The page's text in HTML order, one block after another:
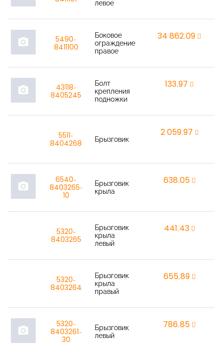
левое
photo_camera
5490-
8411100
Боковое
ограждение
правое
34 862,09
photo_camera
43118-
8405245
Болт
крепления
подножки
133,97
5511-
8404268
Брызговик
2 059,97
photo_camera
6540-
8403265-
10
Брызговик
крыла
638,05
5320-
8403265
Брызговик
крыла
левый
441,43
5320-
8403264
Брызговик
крыла
правый
655,89
photo_camera
5320-
8403261-
30
Брызговик
левый
786,85